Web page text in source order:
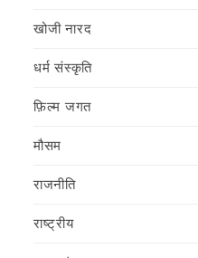
खोजी नारद
धर्म संस्कृति
फ़िल्‍म जगत
मौसम
राजनीति
राष्ट्रीय